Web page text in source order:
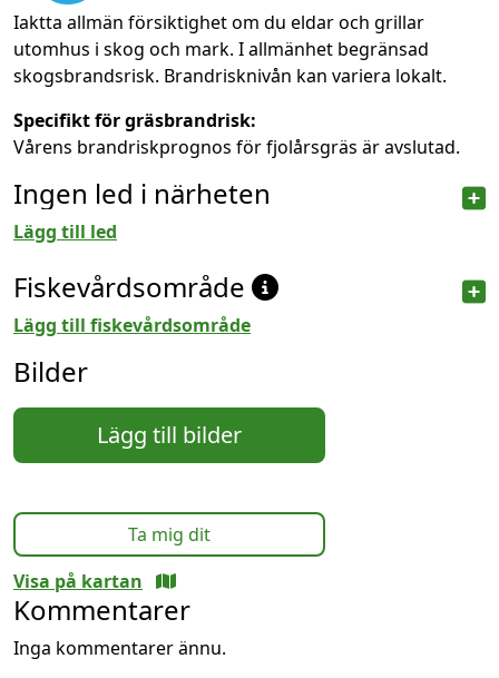
Iaktta allmän försiktighet om du eldar och grillar
utomhus i skog och mark. I allmänhet begränsad
skogsbrandsrisk. Brandrisknivån kan variera lokalt.
Specifikt för gräsbrandrisk:
Vårens brandriskprognos för fjolårsgräs är avslutad.
Ingen led i närheten
Lägg till led
Fiskevårdsområde
Lägg till fiskevårdsområde
Bilder
Lägg till bilder
Ta mig dit
Visa på kartan
Kommentarer
Inga kommentarer ännu.